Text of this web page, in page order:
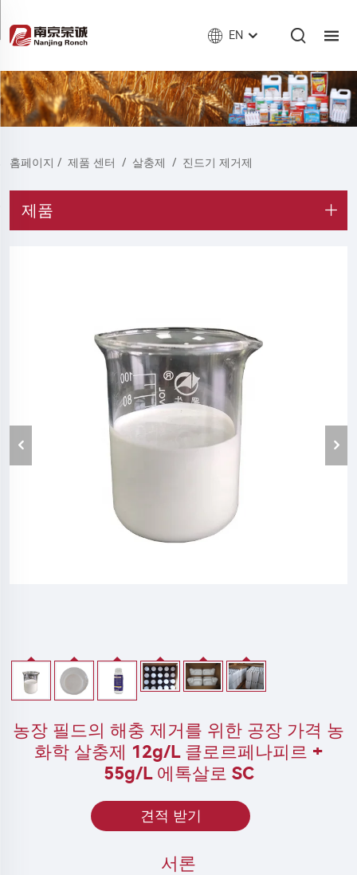
EN
홈페이지 / 제품 센터 / 살충제 / 진드기 제거제
제품
농장 필드의 해충 제거를 위한 공장 가격 농
화학 살충제 12g/L 클로르페나피르 +
55g/L 에톡살로 SC
견적 받기
서론